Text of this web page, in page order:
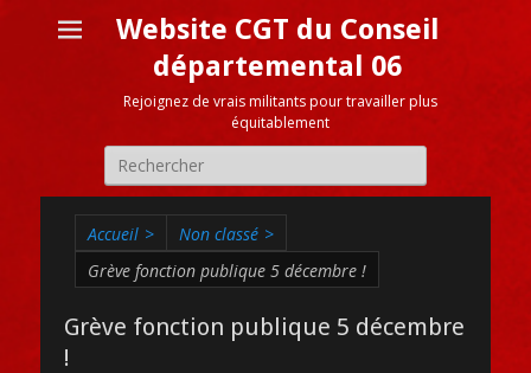
Website CGT du Conseil
départemental 06
Rejoignez de vrais militants pour travailler plus
équitablement
Recherche
pour:
Accueil > Non classé >
Grève fonction publique 5 décembre !
Grève fonction publique 5 décembre
!